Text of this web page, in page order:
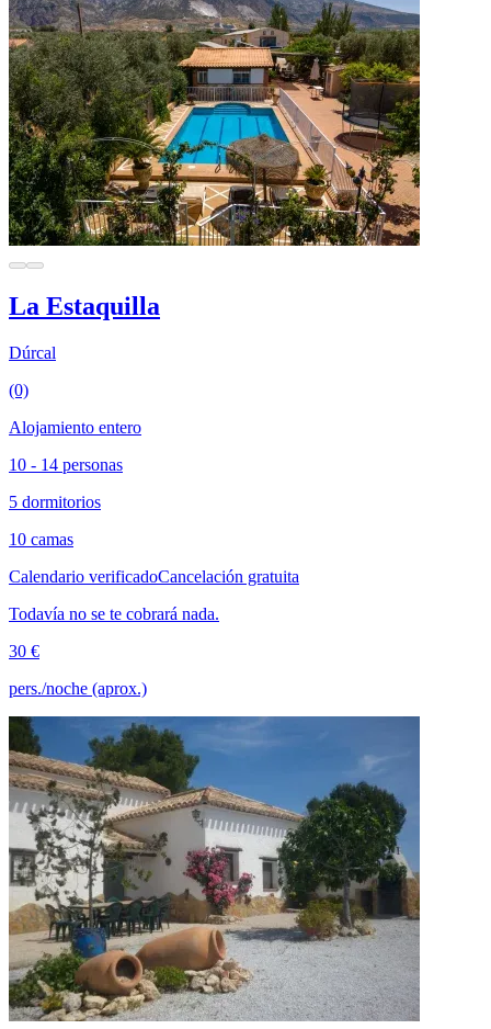
La Estaquilla
Dúrcal
(0)
Alojamiento entero
10 - 14 personas
5 dormitorios
10 camas
Calendario verificadoCancelación gratuita
Todavía no se te cobrará nada.
30 €
pers./noche (aprox.)